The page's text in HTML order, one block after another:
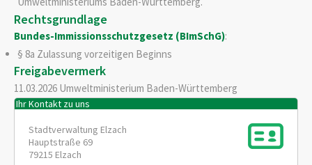
Rechtsgrundlage
Bundes-Immissionsschutzgesetz (BImSchG):
§ 8a Zulassung vorzeitigen Beginns
Freigabevermerk
11.03.2026 Umweltministerium Baden-Württemberg
Ihr Kontakt zu uns
Stadtverwaltung Elzach
Hauptstraße 69
79215 Elzach